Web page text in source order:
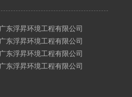
浮昇环境工程有限公司
浮昇环境工程有限公司
浮昇环境工程有限公司
浮昇环境工程有限公司